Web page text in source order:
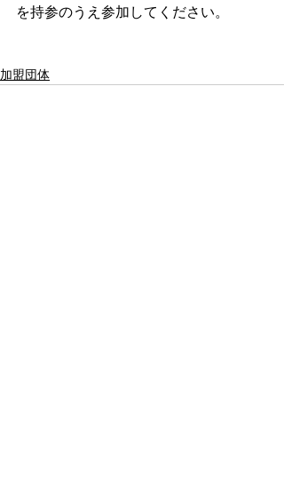
を持参のうえ参加してください。
加盟団体